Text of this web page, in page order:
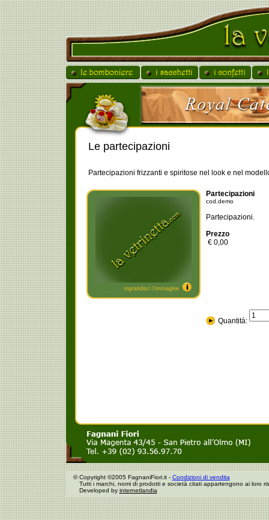
Le partecipazioni
Partecipazioni frizzanti e spiritose nel look e nel
ingrandisci l'immagine
Partecipazioni
cod.demo
Partecipazioni.
Prezzo
€ 0,00
Quantità:
©Copyright ©2005 FagnaniFiori.it - Condizioni di vendita
Tutti i marchi, nomi di prodotti e società citati appartengono ai loro
Developed by internetlandia